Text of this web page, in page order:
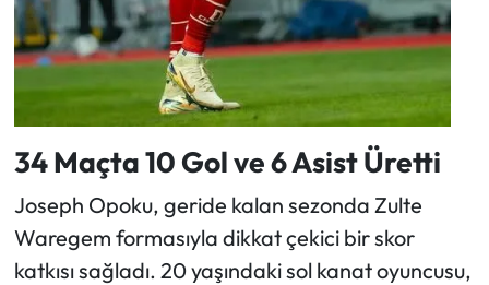
34 Maçta 10 Gol ve 6 Asist Üretti
Joseph Opoku, geride kalan sezonda Zulte
Waregem formasıyla dikkat çekici bir skor
katkısı sağladı. 20 yaşındaki sol kanat oyuncusu,